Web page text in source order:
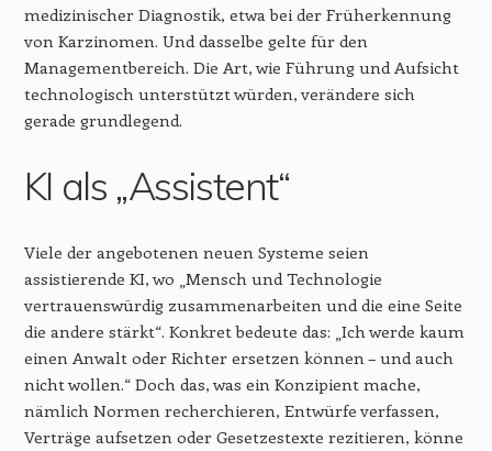
medizinischer Diagnostik, etwa bei der Früherkennung
von Karzinomen. Und dasselbe gelte für den
Managementbereich. Die Art, wie Führung und Aufsicht
technologisch unterstützt würden, verändere sich
gerade grundlegend.
KI als „Assistent“
Viele der angebotenen neuen Systeme seien
assistierende KI, wo „Mensch und Technologie
vertrauenswürdig zusammenarbeiten und die eine Seite
die andere stärkt“. Konkret bedeute das: „Ich werde kaum
einen Anwalt oder Richter ersetzen können – und auch
nicht wollen.“ Doch das, was ein Konzipient mache,
nämlich Normen recherchieren, Entwürfe verfassen,
Verträge aufsetzen oder Gesetzestexte rezitieren, könne